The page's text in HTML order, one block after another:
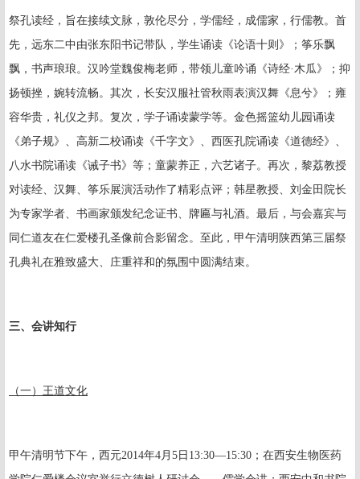
祭孔读经，旨在接续文脉，敦伦尽分，学儒经，成儒家，行儒教。首
先，远东二中由张东阳书记带队，学生诵读《论语十则》；筝乐飘
飘，书声琅琅。汉吟堂魏俊梅老师，带领儿童吟诵《诗经·木瓜》；抑
扬顿挫，婉转流畅。其次，长安汉服社管秋雨表演汉舞《息兮》；雍
容华贵，礼仪之邦。复次，学子诵读蒙学等。金色摇篮幼儿园诵读
《弟子规》、高新二校诵读《千字文》、西医孔院诵读《道德经》、
八水书院诵读《诫子书》等；童蒙养正，六艺诸子。再次，黎荔教授
对读经、汉舞、筝乐展演活动作了精彩点评；韩星教授、刘金田院长
为专家学者、书画家颁发纪念证书、牌匾与礼酒。最后，与会嘉宾与
同仁道友在仁爱楼孔圣像前合影留念。至此，甲午清明陕西第三届祭
孔典礼在雅致盛大、庄重祥和的氛围中圆满结束。
三、 会讲知行
（一）王道文化
甲午清明节下午，西元2014年4月 5 日 13:30—15:30 ；在西安生物医药